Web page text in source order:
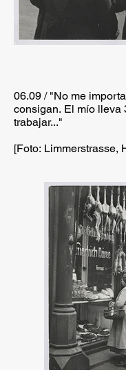
06.09 / "No me
consigan. El mío lleva
trabajar..."
[Foto: Limmerstrasse,